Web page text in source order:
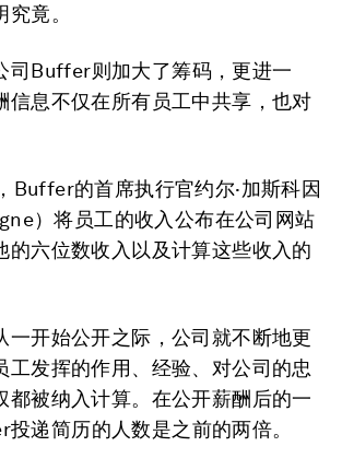
竟。
司Buffer则加大了筹码，更进一
信息不仅在所有员工中共享，也对
Buffer的首席执行官约尔·加斯科因
）将员工的收入公布在公司网站
的六位数收入以及计算这些收入的
一开始公开之际，公司就不断地更
工发挥的作用、经验、对公司的忠
都被纳入计算。在公开薪酬后的一
递简历的人数是之前的两倍。